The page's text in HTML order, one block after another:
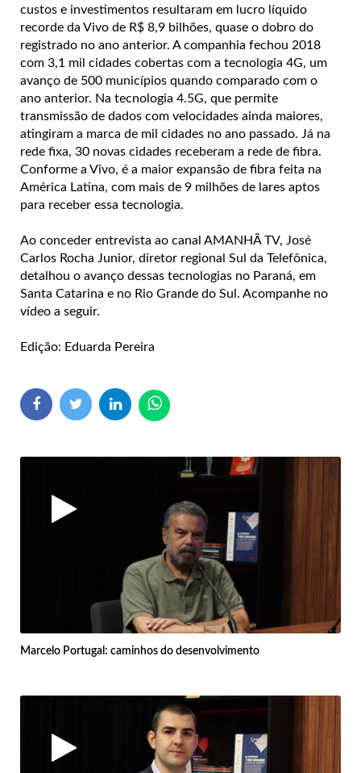
custos e investimentos resultaram em lucro líquido
recorde da Vivo de R$ 8,9 bilhões, quase o dobro do
registrado no ano anterior. A companhia fechou 2018
com 3,1 mil cidades cobertas com a tecnologia 4G, um
avanço de 500 municípios quando comparado com o
ano anterior. Na tecnologia 4.5G, que permite
transmissão de dados com velocidades ainda maiores,
atingiram a marca de mil cidades no ano passado. Já na
rede fixa, 30 novas cidades receberam a rede de fibra.
Conforme a Vivo, é a maior expansão de fibra feita na
América Latina, com mais de 9 milhões de lares aptos
para receber essa tecnologia.
Ao conceder entrevista ao canal AMANHÃ TV, José
Carlos Rocha Junior, diretor regional Sul da Telefônica,
detalhou o avanço dessas tecnologias no Paraná, em
Santa Catarina e no Rio Grande do Sul. Acompanhe no
vídeo a seguir.
Edição: Eduarda Pereira
Marcelo Portugal: caminhos do desenvolvimento